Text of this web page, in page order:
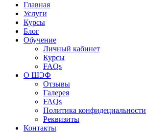
Главная
Услуги
Курсы
Блог
Обучение
Личный кабинет
Курсы
FAQs
О ШЭФ
Отзывы
Галерея
FAQs
Политика конфидециальности
Реквизиты
Контакты